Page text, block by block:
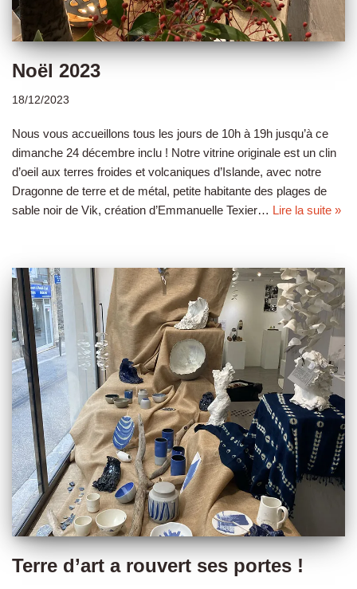
Noël 2023
18/12/2023
Nous vous accueillons tous les jours de 10h à 19h jusqu’à ce
dimanche 24 décembre inclu ! Notre vitrine originale est un clin
d’oeil aux terres froides et volcaniques d’Islande, avec notre
Dragonne de terre et de métal, petite habitante des plages de
sable noir de Vik, création d’Emmanuelle Texier… Lire la suite »
Terre d’art a rouvert ses portes !